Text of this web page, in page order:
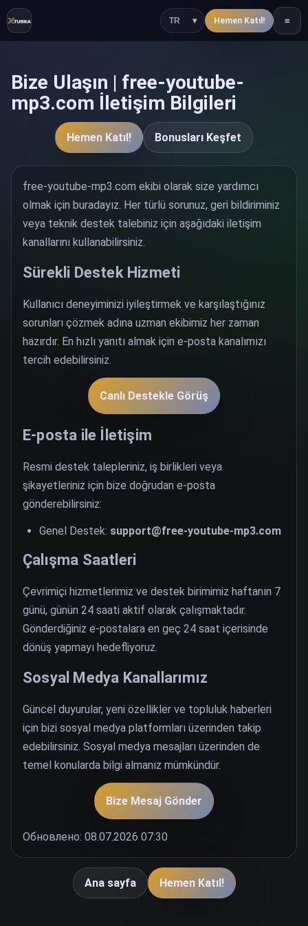
Hemen Katıl! ≡
Bize Ulaşın | free-youtube-
mp3.com İletişim Bilgileri
Hemen Katıl! Bonusları Keşfet
free-youtube-mp3.com ekibi olarak size yardımcı
olmak için buradayız. Her türlü sorunuz, geri bildiriminiz
veya teknik destek talebiniz için aşağıdaki iletişim
kanallarını kullanabilirsiniz.
Sürekli Destek Hizmeti
Kullanıcı deneyiminizi iyileştirmek ve karşılaştığınız
sorunları çözmek adına uzman ekibimiz her zaman
hazırdır. En hızlı yanıtı almak için e-posta kanalımızı
tercih edebilirsiniz.
Canlı Destekle Görüş
E-posta ile İletişim
Resmi destek talepleriniz, iş birlikleri veya
şikayetleriniz için bize doğrudan e-posta
gönderebilirsiniz:
Genel Destek: support@free-youtube-mp3.com
Çalışma Saatleri
Çevrimiçi hizmetlerimiz ve destek birimimiz haftanın 7
günü, günün 24 saati aktif olarak çalışmaktadır.
Gönderdiğiniz e-postalara en geç 24 saat içerisinde
dönüş yapmayı hedefliyoruz.
Sosyal Medya Kanallarımız
Güncel duyurular, yeni özellikler ve topluluk haberleri
için bizi sosyal medya platformları üzerinden takip
edebilirsiniz. Sosyal medya mesajları üzerinden de
temel konularda bilgi almanız mümkündür.
Bize Mesaj Gönder
Обновлено: 08.07.2026 07:30
Ana sayfa Hemen Katıl!